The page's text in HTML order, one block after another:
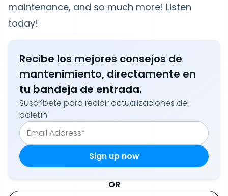
maintenance, and so much more! Listen
today!
Recibe los mejores consejos de
mantenimiento, directamente en
tu bandeja de entrada.
Suscríbete para recibir actualizaciones del
boletín
OR